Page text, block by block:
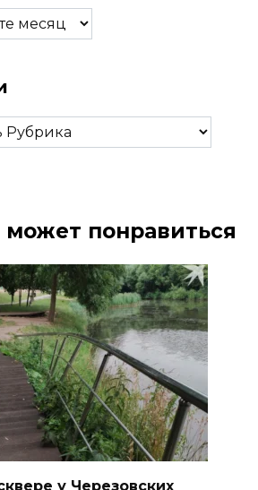
понравиться
у Черезовских